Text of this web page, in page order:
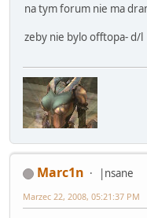
na tym forum nie ma
zeby nie bylo offtopa- d/l
Marc1n
|nsane
Marzec 22, 2008, 05:21:37 PM